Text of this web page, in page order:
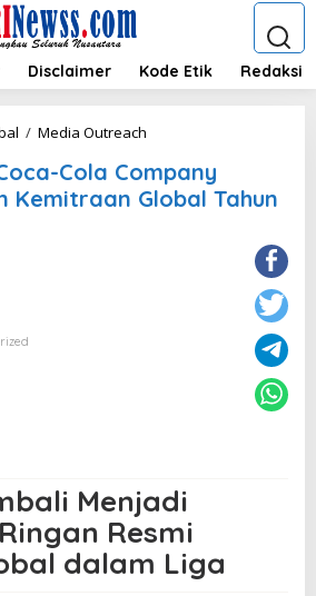
Disclaimer Kode Etik Redaksi
/ Media Outreach
A
d
a
C
o
m
a
Cola Company
Kemitraan Global Tahun
Menjadi
Resmi
dalam Liga